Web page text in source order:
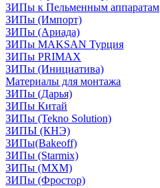
ЗИПы к Пельменным аппаратам
ЗИПы (Импорт)
ЗИПы (Ариада)
ЗИПы MAKSAN Турция
ЗИПы PRIMAX
ЗИПы (Инициатива)
Материалы для монтажа
ЗИПы (Дарья)
ЗИПы Китай
ЗИПы (Tekno Solution)
ЗИПЫ (КНЭ)
ЗИПы(Bakeoff)
ЗИПы (Starmix)
ЗИПы (МХМ)
ЗИПы (Фростор)